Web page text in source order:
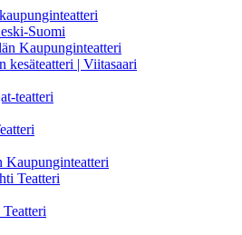
Suomi
Kaupunginteatteri
kesäteatteri | Viitasaari
teatteri
Kaupunginteatteri
Teatteri